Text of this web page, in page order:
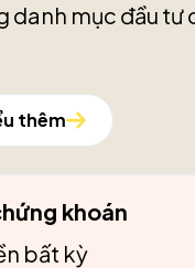
danh mục đầu tư
thêm
khoán
bất kỳ